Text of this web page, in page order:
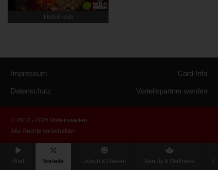
Start Vorteile Urlaub & Reisen Beauty & Wellness
HelloFresh
Impressum
Datenschutz
Card-Info
Vorteilspartner werden
© 2012 - 2026 Vorteilswelten
Alle Rechte vorbehalten